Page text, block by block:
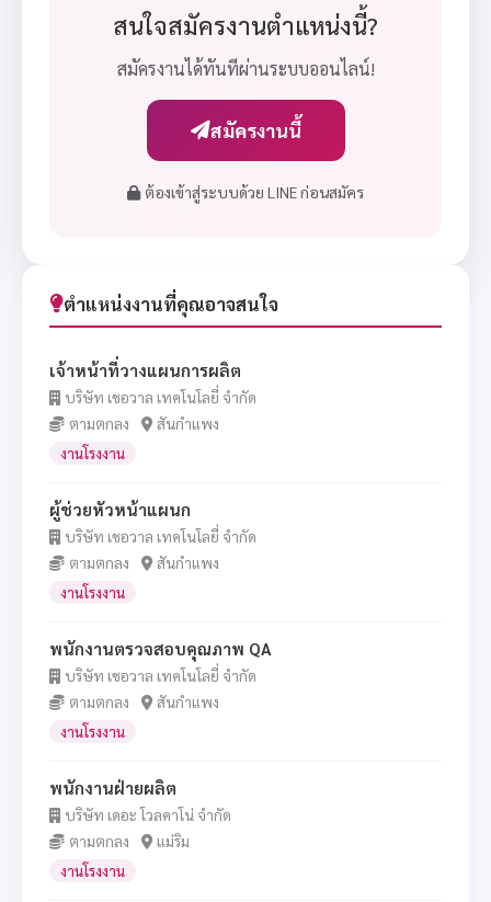
สนใจสมัครงานตำแหน่งนี้?
สมัครงานได้ทันทีผ่านระบบออนไลน์!
สมัครงานนี้
ต้องเข้าสู่ระบบด้วย LINE ก่อนสมัคร
ตำแหน่งงานที่คุณอาจสนใจ
เจ้าหน้าที่วางแผนการผลิต
บริษัท เชอวาล เทคโนโลยี่ จำกัด
ตามตกลง
สันกำแพง
งานโรงงาน
ผู้ช่วยหัวหน้าแผนก
บริษัท เชอวาล เทคโนโลยี่ จำกัด
ตามตกลง
สันกำแพง
งานโรงงาน
พนักงานตรวจสอบคุณภาพ QA
บริษัท เชอวาล เทคโนโลยี่ จำกัด
ตามตกลง
สันกำแพง
งานโรงงาน
พนักงานฝ่ายผลิต
บริษัท เดอะ โวลคาโน่ จำกัด
ตามตกลง
แม่ริม
งานโรงงาน